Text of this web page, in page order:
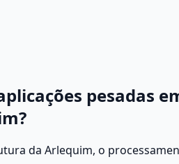
pesadas
da Arlequim, o